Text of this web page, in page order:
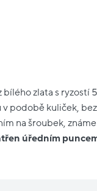
zlata s ryzostí
podobě kuliček,
na šroubek,
úředním